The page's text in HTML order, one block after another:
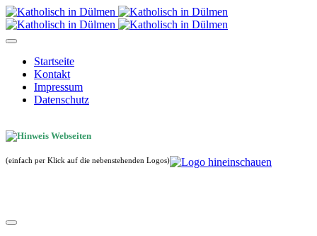
Startseite
Kontakt
Impressum
Datenschutz
(einfach per Klick auf die nebenstehenden Logos)